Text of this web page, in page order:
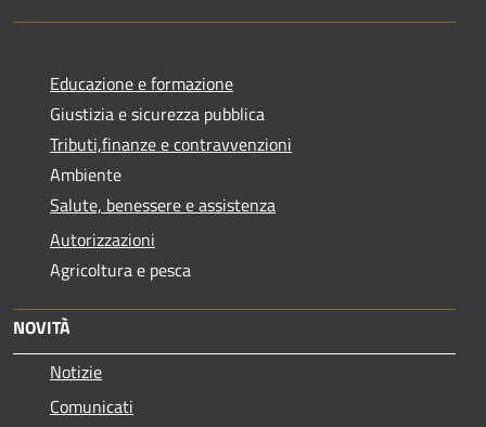
Educazione e formazione
Giustizia e sicurezza pubblica
Tributi,finanze e contravvenzioni
Ambiente
Salute, benessere e assistenza
Autorizzazioni
Agricoltura e pesca
NOVITÀ
Notizie
Comunicati